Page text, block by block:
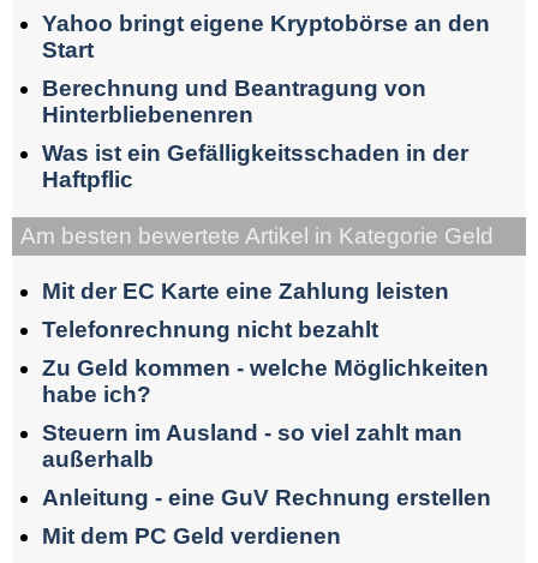
Yahoo bringt eigene Kryptobörse an den
Start
Berechnung und Beantragung von
Hinterbliebenenren
Was ist ein Gefälligkeitsschaden in der
Haftpflic
Am besten bewertete Artikel in Kategorie Geld
Mit der EC Karte eine Zahlung leisten
Telefonrechnung nicht bezahlt
Zu Geld kommen - welche Möglichkeiten
habe ich?
Steuern im Ausland - so viel zahlt man
außerhalb
Anleitung - eine GuV Rechnung erstellen
Mit dem PC Geld verdienen